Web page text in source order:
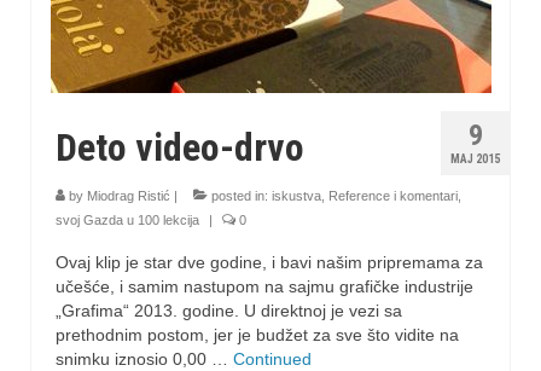
9
MAJ 2015
Deto video-drvo
by Miodrag Ristić | posted in: iskustva Reference i komentari
svoj Gazda u 100 lekcija
| 0
Ovaj klip je star dve godine, i bavi našim pripremama za
učešće, i samim nastupom na sajmu grafičke industrije
„Grafima“ 2013. godine. U direktnoj je vezi sa
prethodnim postom, jer je budžet za sve što vidite na
snimku iznosio 0,00 … Continued